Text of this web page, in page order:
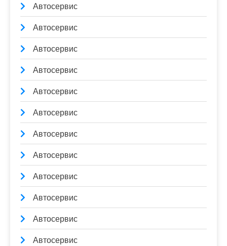
Автосервис
Автосервис
Автосервис
Автосервис
Автосервис
Автосервис
Автосервис
Автосервис
Автосервис
Автосервис
Автосервис
Автосервис